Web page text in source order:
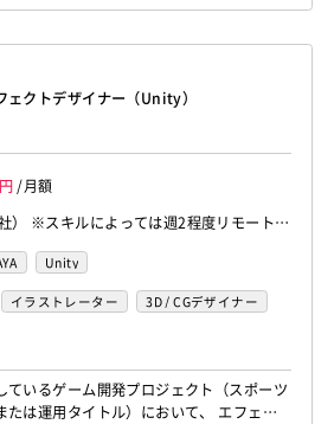
ェクトデザイナー（Unity）
円 /月額
） ※スキルによっては週2程度リモート相
Unity
イラストレーター
3D / CGデザイナー
ューサー
ているゲーム開発プロジェクト（スポーツ
たは運用タイトル）において、 エフェク